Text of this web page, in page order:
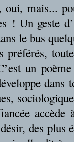
oui, mais...
! Un geste
le bus
préférés,
un poème
dans
des plus